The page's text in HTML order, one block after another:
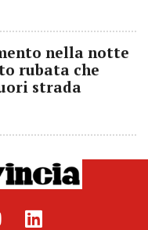
nella notte
rubata che
strada